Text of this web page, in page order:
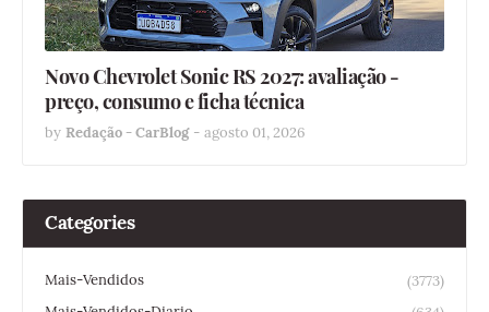
Novo Chevrolet Sonic RS 2027: avaliação -
preço, consumo e ficha técnica
by Redação - CarBlog - agosto 01, 2026
Categories
Mais-Vendidos
(3773)